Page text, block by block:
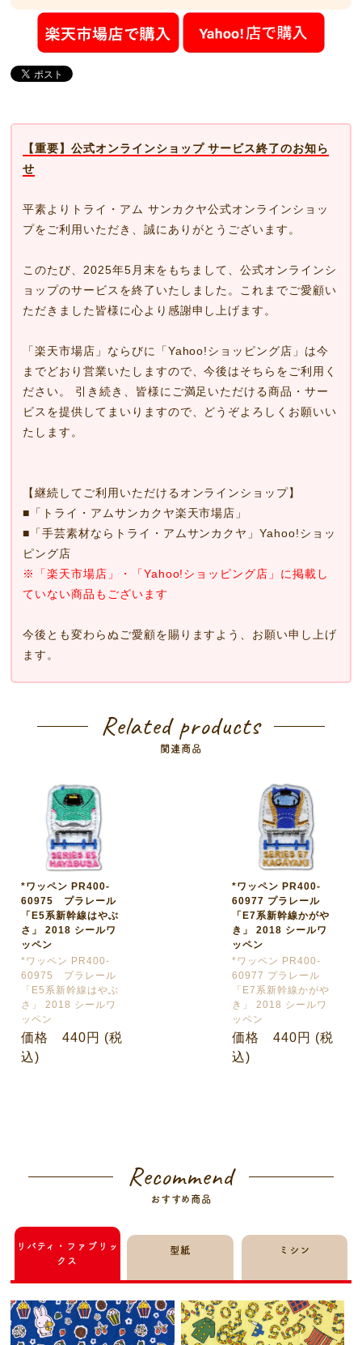
【重要】公式オンラインショップ サービス終了のお知ら
せ
平素よりトライ・アム サンカクヤ公式オンラインショッ
プをご利用いただき、誠にありがとうございます。
このたび、2025年5月末をもちまして、公式オンラインシ
ョップのサービスを終了いたしました。これまでご愛顧い
ただきました皆様に心より感謝申し上げます。
「楽天市場店」ならびに「Yahoo!ショッピング店」は今
までどおり営業いたしますので、今後はそちらをご利用く
ださい。 引き続き、皆様にご満足いただける商品・サー
ビスを提供してまいりますので、どうぞよろしくお願いい
たします。
【継続してご利用いただけるオンラインショップ】
■ 「トライ・アムサンカクヤ楽天市場店」
■ 「手芸素材ならトライ・アムサンカクヤ」Yahoo!ショッ
ピング店
※「楽天市場店」・「Yahoo!ショッピング店」に掲載し
ていない商品もございます
今後とも変わらぬご愛顧を賜りますよう、お願い申し上げ
ます。
Related products
関連商品
*ワッペン PR400-
60975 プラレール
「E5系新幹線はやぶ
さ」 2018 シールワ
ッペン
*ワッペン PR400-
60975 プラレール
「E5系新幹線はやぶ
さ」 2018 シールワ
ッペン
価格 440円 (税
込)
*ワッペン PR400-
60977 プラレール
「E7系新幹線かがや
き」 2018 シールワ
ッペン
*ワッペン PR400-
60977 プラレール
「E7系新幹線かがや
き」 2018 シールワ
ッペン
価格 440円 (税
込)
Recommend
おすすめ商品
リバティ・ファブリッ
クス
型紙 ミシン